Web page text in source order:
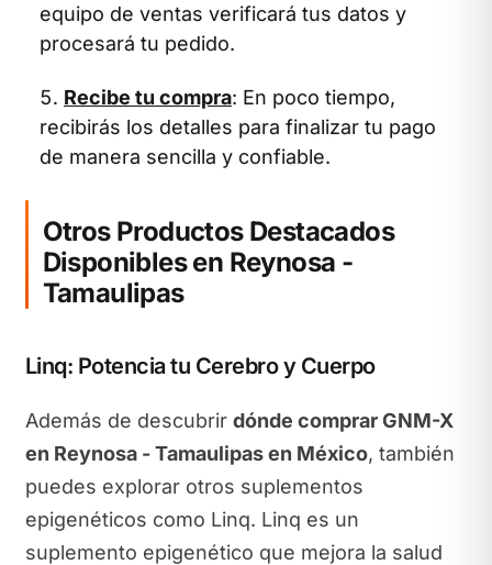
equipo de ventas verificará tus datos y
procesará tu pedido.
Recibe tu compra: En poco tiempo,
recibirás los detalles para finalizar tu pago
de manera sencilla y confiable.
Otros Productos Destacados
Disponibles en Reynosa -
Tamaulipas
Linq: Potencia tu Cerebro y Cuerpo
Además de descubrir dónde comprar GNM-X
en Reynosa - Tamaulipas en México, también
puedes explorar otros suplementos
epigenéticos como Linq. Linq es un
suplemento epigenético que mejora la salud